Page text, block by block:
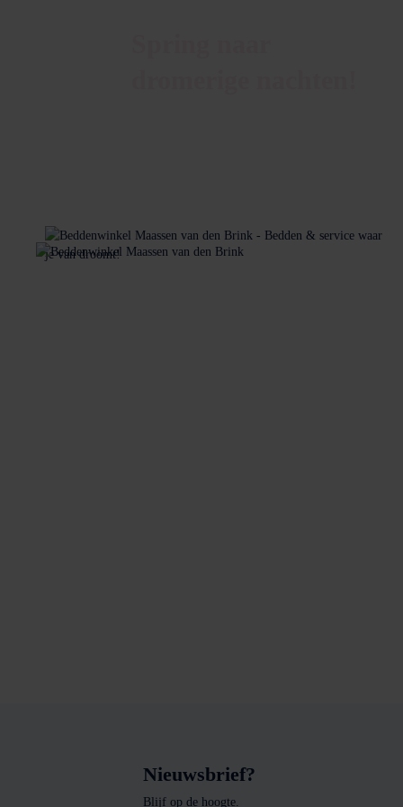
Nieuwsbrief?
Blijf op de hoogte.